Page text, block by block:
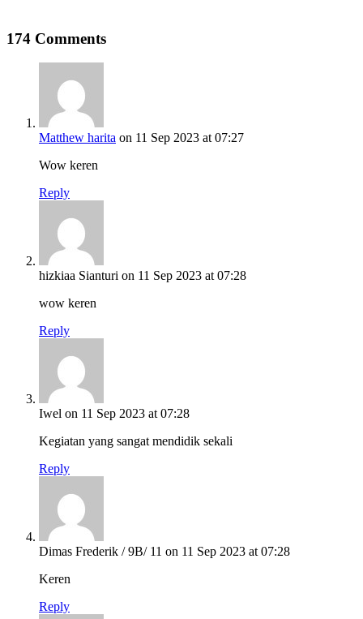
174 Comments
Matthew harita on 11 Sep 2023 at 07:27
Wow keren
Reply
hizkiaa Sianturi on 11 Sep 2023 at 07:28
wow keren
Reply
Iwel on 11 Sep 2023 at 07:28
Kegiatan yang sangat mendidik sekali
Reply
Dimas Frederik / 9B/ 11 on 11 Sep 2023 at 07:28
Keren
Reply